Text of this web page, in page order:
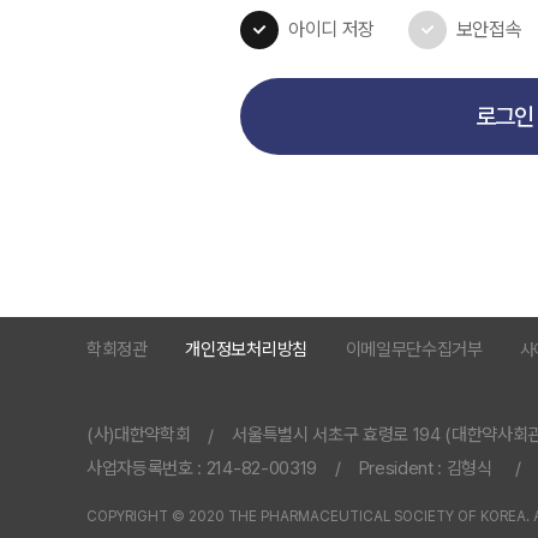
아이디 저장 보안접속
로그인
학회정관 개인정보처리방침 이메일무단수집거부 사
(사)대한약학회 /
서울특별시 서초구 효령로 194 (대한약사
사업자등록번호 : 214-82-00319
/ President : 김형식 /
COPYRIGHT © 2020 THE PHARMACEUTICAL SOCIETY OF KOREA.